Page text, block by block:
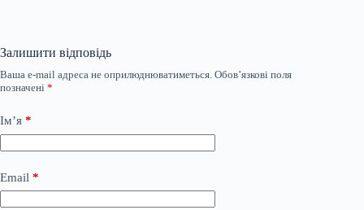
Залишити відповідь
Ваша e-mail адреса не оприлюднюватиметься. Обов’язкові поля
позначені *
Ім’я *
Email *